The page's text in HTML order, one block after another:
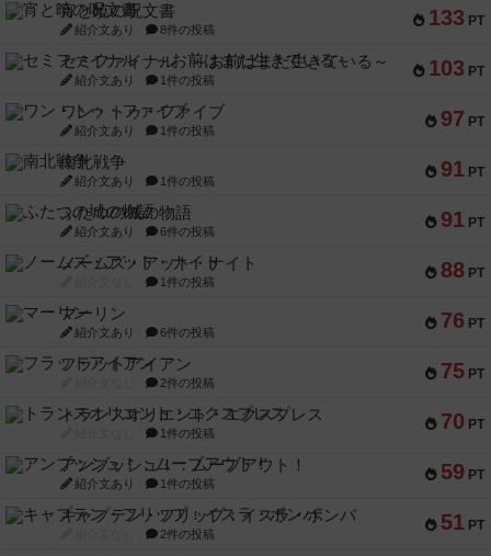
133 PT
宵と暁の呪文書
紹介文あり 8件の投稿
103 PT
セミファイナル ～お前はまだ生きている～
紹介文あり 1件の投稿
97 PT
ワン・トゥ・ファイブ
紹介文あり 1件の投稿
91 PT
南北戦争
紹介文あり 1件の投稿
91 PT
ふたつの城の物語
紹介文あり 6件の投稿
88 PT
ノームズ・アット・ナイト
1件の投稿
76 PT
マーリン
紹介文あり 6件の投稿
75 PT
フラットアイアン
2件の投稿
70 PT
トランスオリエント・エクスプレス
1件の投稿
59 PT
アンブッシュ！：ムーブアウト！
紹介文あり 1件の投稿
51 PT
キャプテン・フリップ：イスラ・ボンバ
2件の投稿